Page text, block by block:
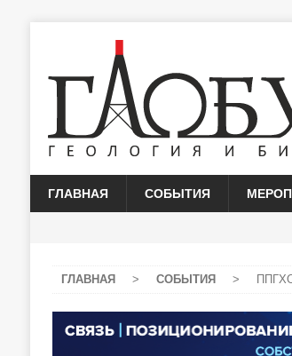
ГЛАВНАЯ СОБЫТИЯ
ГЛАВНАЯ > СОБЫТИЯ >